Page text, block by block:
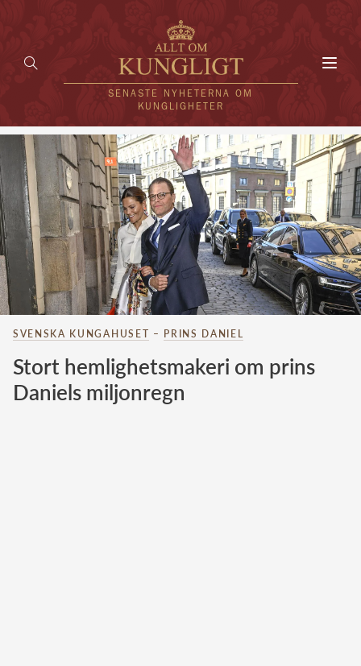
SENASTE NYHETERNA OM
KUNGLIGHETER
HEM
KUNGAFAMILJEN
UTLÄNDSKT
KÄNDISAR
VÄRLDENS KUNGAHUS
Svenska kungahuset
Brittiska kungahuset
Norska kungahuset
REDAKTION
SVENSKA KUNGAHUSET – PRINS DANIEL
Stort hemlighetsmakeri om prins
Daniels miljonregn